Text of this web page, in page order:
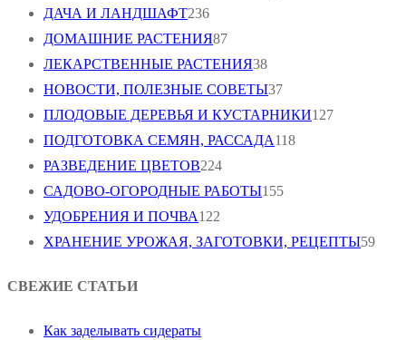
ДАЧА И ЛАНДШАФТ236
ДОМАШНИЕ РАСТЕНИЯ87
ЛЕКАРСТВЕННЫЕ РАСТЕНИЯ38
НОВОСТИ, ПОЛЕЗНЫЕ СОВЕТЫ37
ПЛОДОВЫЕ ДЕРЕВЬЯ И КУСТАРНИКИ127
ПОДГОТОВКА СЕМЯН, РАССАДА118
РАЗВЕДЕНИЕ ЦВЕТОВ224
САДОВО-ОГОРОДНЫЕ РАБОТЫ155
УДОБРЕНИЯ И ПОЧВА122
ХРАНЕНИЕ УРОЖАЯ, ЗАГОТОВКИ, РЕЦЕПТЫ59
СВЕЖИЕ СТАТЬИ
Как заделывать сидераты